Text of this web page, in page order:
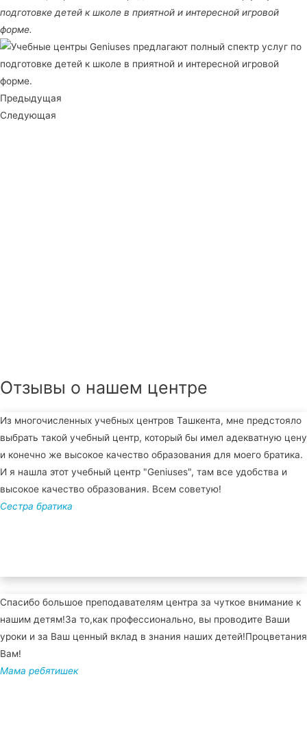
подготовке детей к школе в приятной и интересной игровой
форме.
Предыдущая
Следующая
Отзывы о нашем центре
Из многочисленных учебных центров Ташкента, мне предстояло
выбрать такой учебный центр, который бы имел адекватную цену
и конечно же высокое качество образования для моего братика.
И я нашла этот учебный центр "Geniuses", там все удобства и
высокое качество образования. Всем советую!
Сестра братика
Спасибо большое преподавателям центра за чуткое внимание к
нашим детям!За то,как профессионально, вы проводите Ваши
уроки и за Ваш ценный вклад в знания наших детей!Процветания
Вам!
Мама ребятишек